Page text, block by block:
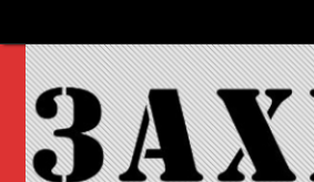
to
content